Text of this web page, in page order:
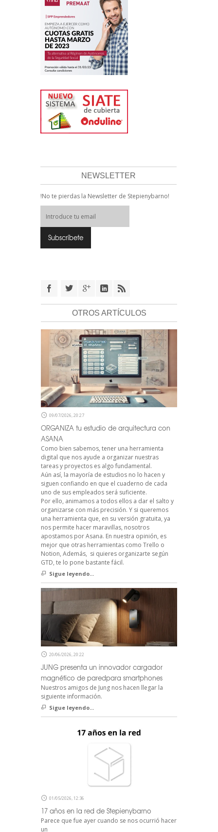
NEWSLETTER
!No te pierdas la Newsletter de Stepienybarno!
OTROS ARTÍCULOS
09/07/2026, 20:27
ORGANIZA tu estudio de arquitectura con
ASANA
Como bien sabemos, tener una herramienta
digital que nos ayude a organizar nuestras
tareas y proyectos es algo fundamental.
Aún así, la mayoría de estudios no lo hacen y
siguen confiando en que el cuaderno de cada
uno de sus empleados será suficiente.
Por ello, animamos a todos ellos a dar el salto y
organizarse con más precisión. Y si queremos
una herramienta que, en su versión gratuita, ya
nos permite hacer maravillas, nosotros
apostamos por Asana. En nuestra opinión, es
mejor que otras herramientas como Trello o
Notion, Además, si quieres organizarte según
GTD, te lo pone bastante fácil.
Sigue leyendo...
20/06/2026, 20:22
JUNG presenta un innovador cargador
magnético de paredpara smartphones
Nuestros amigos de Jung nos hacen llegar la
siguiente información.
Sigue leyendo...
01/05/2026, 12:36
17 años en la red de Stepienybarno
Parece que fue ayer cuando se nos ocurrió hacer
un